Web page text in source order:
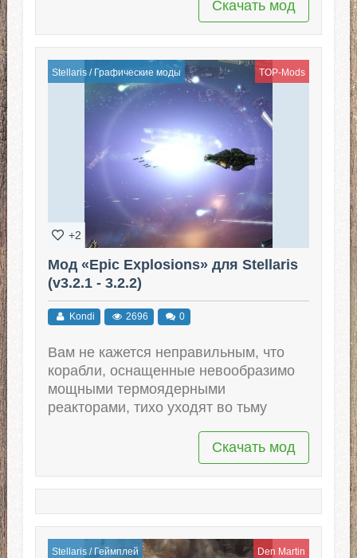
Скачать мод
Stellaris/ Графические моды TOP-Mods
+2
Мод «Epic Explosions» для Stellaris
(v3.2.1 - 3.2.2)
Kondi 2696 0
Вам не кажется неправильным, что
корабли, оснащенные невообразимо
мощными термоядерными
реакторами, тихо уходят во тьму
Скачать мод
Stellaris/ Геймплей Den Martin